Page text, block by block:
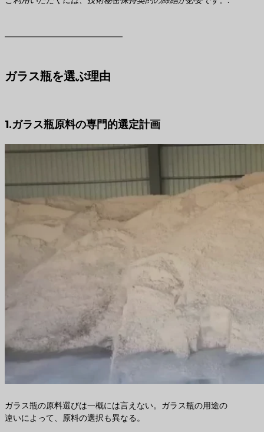
ガラス瓶を選ぶ理由
1.ガラス瓶原料の専門的選定計画
ガラス瓶の原料選びは一概には言えない。ガラス瓶の用途の
違いによって、原料の選択も異なる。